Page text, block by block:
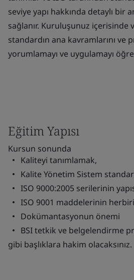
seviye yapı hakkında detaylı bir
sağlanır. Kuruluşunuz içerisinde
standardın ana kavramlarını ve
yorumlamayı ve uygulamayı
Eğitim Yapısı
Kursun sonunda
Kaliteyi tanımlamak,
Kalite Yönetim Sistem
ISO 9000:2005 serilerinin
ISO 9001 maddelerinin
Dokümantasyonun önemi
BSI tetkik ve belgelendirme
gibi başlıklara hakim olacaksınız.